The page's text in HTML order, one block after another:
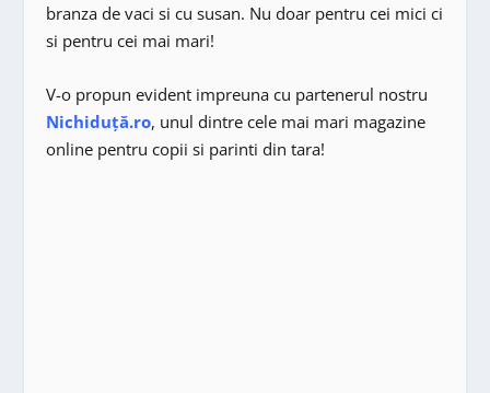
branza de vaci si cu susan. Nu doar pentru cei mici ci
si pentru cei mai mari!
V-o propun evident impreuna cu partenerul nostru
Nichiduță.ro, unul dintre cele mai mari magazine
online pentru copii si parinti din tara!